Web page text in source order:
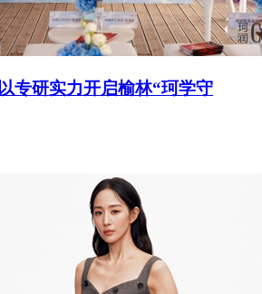
专研实力开启榆林“珂学守